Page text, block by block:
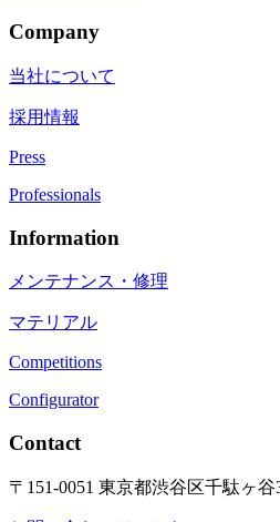
Company
当社について
採用情報
Press
Professionals
Information
メンテナンス・修理
マテリアル
Competitions
Configurator
Contact
〒151-0051 東京都渋谷区千駄ヶ